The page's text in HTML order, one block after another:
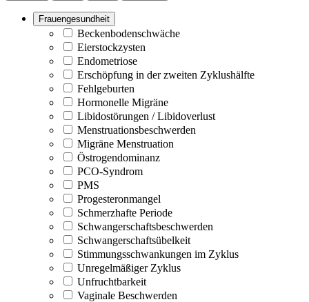
Frauengesundheit
Beckenbodenschwäche
Eierstockzysten
Endometriose
Erschöpfung in der zweiten Zyklushälfte
Fehlgeburten
Hormonelle Migräne
Libidostörungen / Libidoverlust
Menstruationsbeschwerden
Migräne Menstruation
Östrogendominanz
PCO-Syndrom
PMS
Progesteronmangel
Schmerzhafte Periode
Schwangerschaftsbeschwerden
Schwangerschaftsübelkeit
Stimmungsschwankungen im Zyklus
Unregelmäßiger Zyklus
Unfruchtbarkeit
Vaginale Beschwerden